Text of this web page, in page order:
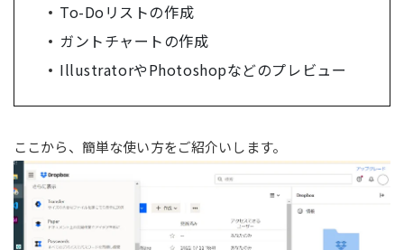
To-Doリストの作成
ガントチャートの作成
IllustratorやPhotoshopなどのプレビュー
ここから、簡単な使い方をご紹介いします。